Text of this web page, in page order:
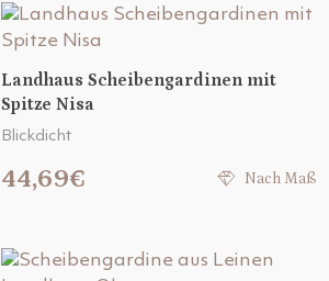
Landhaus Scheibengardinen mit
Spitze Nisa
Blickdicht
44,69€ Nach Maß